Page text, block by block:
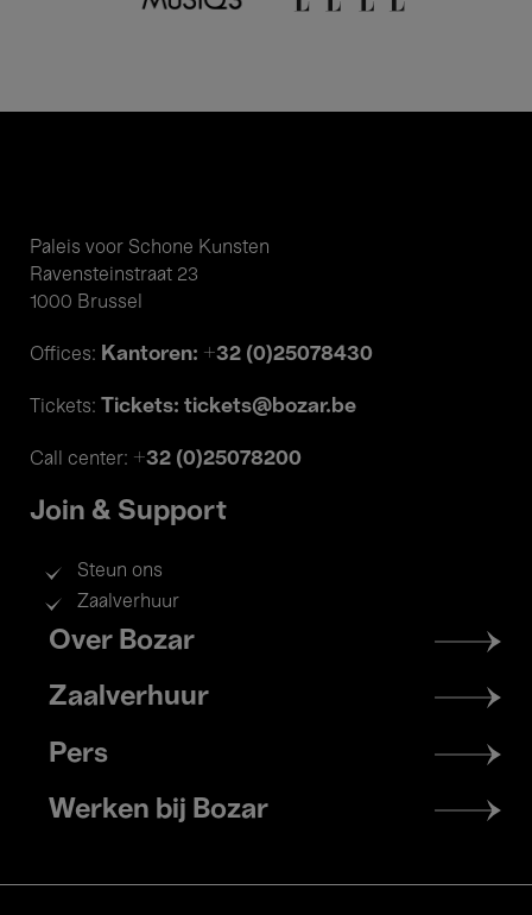
Paleis voor Schone Kunsten
Ravensteinstraat 23
1000 Brussel
Offices: Kantoren: +32 (0)25078430
Tickets: Tickets: tickets@bozar.be
Call center: +32 (0)25078200
Join & Support
Steun ons
Zaalverhuur
Footer
menu
Over Bozar
Zaalverhuur
Pers
Werken bij Bozar